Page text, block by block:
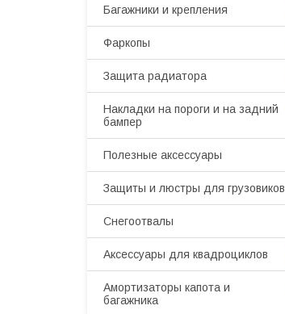
Багажники и крепления
Фаркопы
Защита радиатора
Накладки на пороги и на задний
бампер
Полезные аксессуары
Защиты и люстры для грузовиков
Снегоотвалы
Аксессуары для квадроциклов
Амортизаторы капота и
багажника